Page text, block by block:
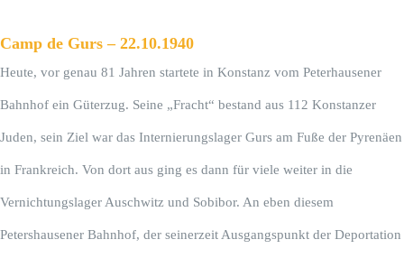
Camp de Gurs – 22.10.1940
Heute, vor genau 81 Jahren startete in Konstanz vom Peterhausener
Bahnhof ein Güterzug. Seine „Fracht“ bestand aus 112 Konstanzer
Juden, sein Ziel war das Internierungslager Gurs am Fuße der Pyrenäen
in Frankreich. Von dort aus ging es dann für viele weiter in die
Vernichtungslager Auschwitz und Sobibor. An eben diesem
Petershausener Bahnhof, der seinerzeit Ausgangspunkt der Deportation